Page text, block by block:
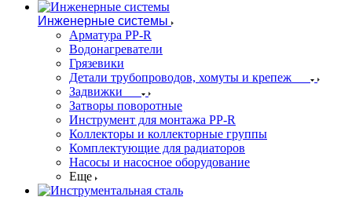
Инженерные системы
Арматура PP-R
Водонагреватели
Грязевики
Детали трубопроводов, хомуты и крепеж
Задвижки
Затворы поворотные
Инструмент для монтажа PP-R
Коллекторы и коллекторные группы
Комплектующие для радиаторов
Насосы и насосное оборудование
Еще